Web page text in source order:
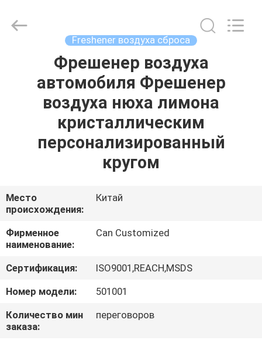
ПРОДУКТЫ
ПУТЕШЕСТВИЕ
ФАБРИКИ
ПРОВЕРКА
КАЧЕСТВА
СВЯЖИТЕСЬ
МЫ
Products
Freshener воздуха сброса
Фрешенер воздуха
автомобиля Фрешенер
воздуха нюха лимона
кристаллическим
персонализированный
кругом
Место
происхождения:
Китай
Фирменное
наименование:
Can Customized
Сертификация:
ISO9001,REACH,MSDS
Номер модели:
501001
Количество мин
заказа:
переговоров